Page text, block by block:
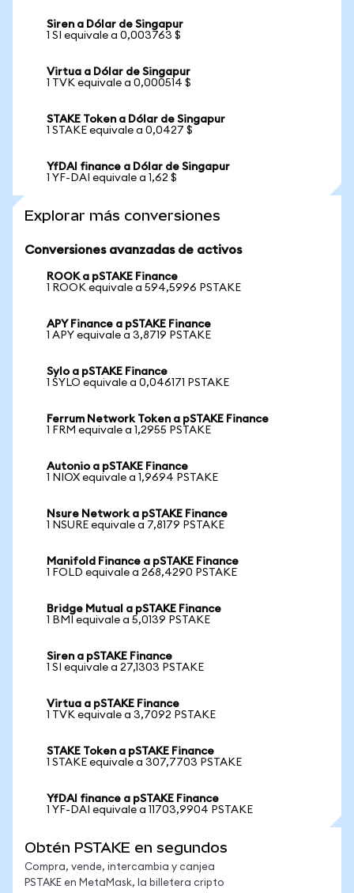
Siren a Dólar de Singapur
1 SI equivale a 0,003763 $
Virtua a Dólar de Singapur
1 TVK equivale a 0,000514 $
STAKE Token a Dólar de Singapur
1 STAKE equivale a 0,0427 $
YfDAI finance a Dólar de Singapur
1 YF-DAI equivale a 1,62 $
Explorar más conversiones
Conversiones avanzadas de activos
ROOK a pSTAKE Finance
1 ROOK equivale a 594,5996 PSTAKE
APY Finance a pSTAKE Finance
1 APY equivale a 3,8719 PSTAKE
Sylo a pSTAKE Finance
1 SYLO equivale a 0,046171 PSTAKE
Ferrum Network Token a pSTAKE Finance
1 FRM equivale a 1,2955 PSTAKE
Autonio a pSTAKE Finance
1 NIOX equivale a 1,9694 PSTAKE
Nsure Network a pSTAKE Finance
1 NSURE equivale a 7,8179 PSTAKE
Manifold Finance a pSTAKE Finance
1 FOLD equivale a 268,4290 PSTAKE
Bridge Mutual a pSTAKE Finance
1 BMI equivale a 5,0139 PSTAKE
Siren a pSTAKE Finance
1 SI equivale a 27,1303 PSTAKE
Virtua a pSTAKE Finance
1 TVK equivale a 3,7092 PSTAKE
STAKE Token a pSTAKE Finance
1 STAKE equivale a 307,7703 PSTAKE
YfDAI finance a pSTAKE Finance
1 YF-DAI equivale a 11703,9904 PSTAKE
Obtén PSTAKE en segundos
Compra, vende, intercambia y canjea
PSTAKE en MetaMask, la billetera cripto